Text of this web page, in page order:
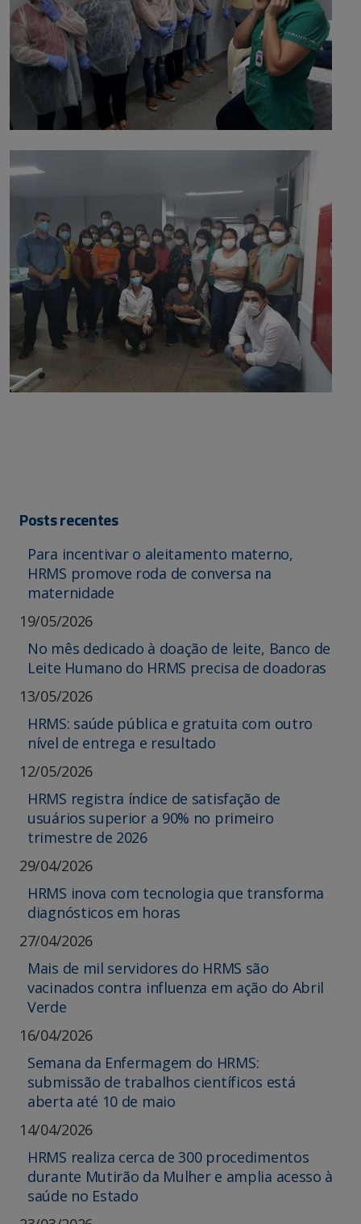
Posts recentes
Para incentivar o aleitamento materno,
HRMS promove roda de conversa na
maternidade
19/05/2026
No mês dedicado à doação de leite, Banco de
Leite Humano do HRMS precisa de doadoras
13/05/2026
HRMS: saúde pública e gratuita com outro
nível de entrega e resultado
12/05/2026
HRMS registra índice de satisfação de
usuários superior a 90% no primeiro
trimestre de 2026
29/04/2026
HRMS inova com tecnologia que transforma
diagnósticos em horas
27/04/2026
Mais de mil servidores do HRMS são
vacinados contra influenza em ação do Abril
Verde
16/04/2026
Semana da Enfermagem do HRMS:
submissão de trabalhos científicos está
aberta até 10 de maio
14/04/2026
HRMS realiza cerca de 300 procedimentos
durante Mutirão da Mulher e amplia acesso à
saúde no Estado